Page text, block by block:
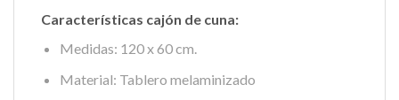
Características cajón de cuna:
Medidas: 120 x 60 cm.
Material: Tablero melaminizado